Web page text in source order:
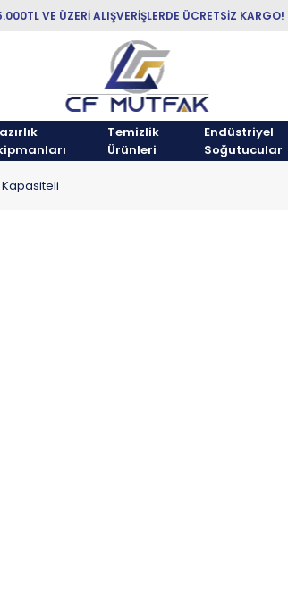
VE ÜZERİ ALIŞVERİŞLERDE ÜCRETSİZ KARGO!
Temizlik
Ürünleri
Endüstriyel
Soğutucular